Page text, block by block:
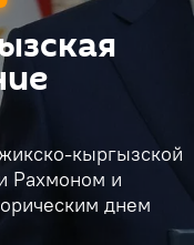
кыргызской
Рахмоном и
днем